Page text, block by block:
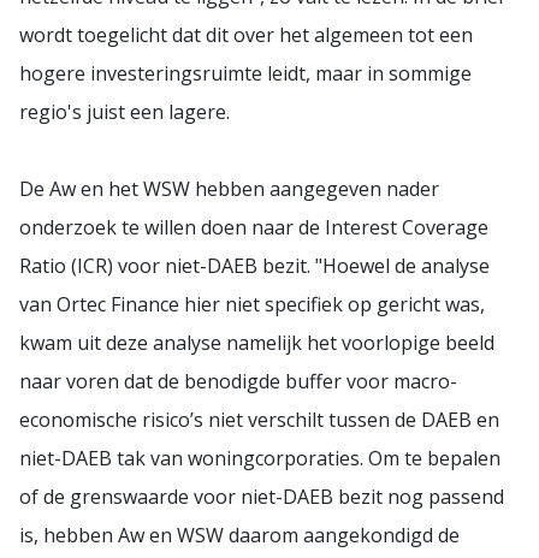
wordt toegelicht dat dit over het algemeen tot een
hogere investeringsruimte leidt, maar in sommige
regio's juist een lagere.
De Aw en het WSW hebben aangegeven nader
onderzoek te willen doen naar de Interest Coverage
Ratio (ICR) voor niet-DAEB bezit. "Hoewel de analyse
van Ortec Finance hier niet specifiek op gericht was,
kwam uit deze analyse namelijk het voorlopige beeld
naar voren dat de benodigde buffer voor macro-
economische risico’s niet verschilt tussen de DAEB en
niet-DAEB tak van woningcorporaties. Om te bepalen
of de grenswaarde voor niet-DAEB bezit nog passend
is, hebben Aw en WSW daarom aangekondigd de